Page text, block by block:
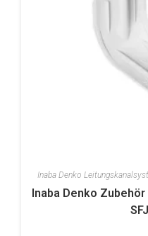
Inaba Denko
Inaba Denko